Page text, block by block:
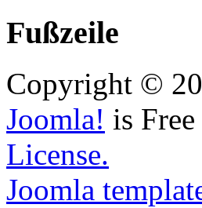
Fußzeile
Copyright ©
Joomla! is
License.
Joomla